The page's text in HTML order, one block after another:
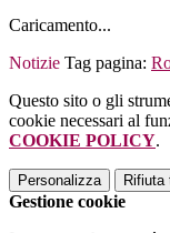
Caricamento...
Notizie Tag pagina:
Questo sito o gli
cookie necessari al
COOKIE POLICY.
Personalizza Rifiuta
Gestione cookie